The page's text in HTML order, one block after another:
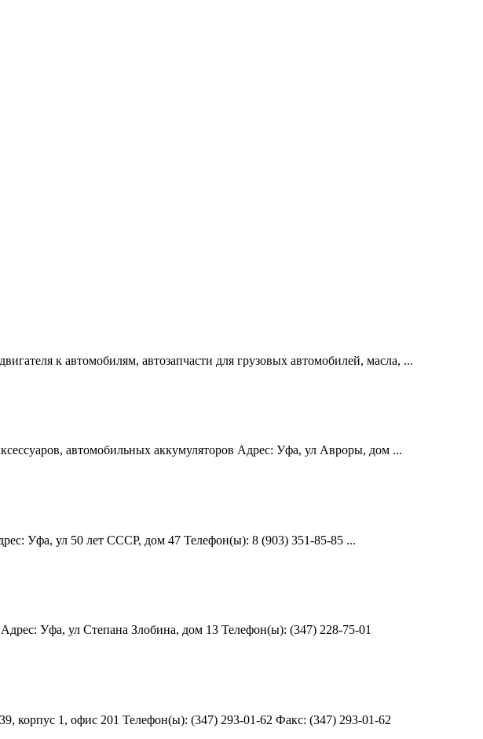
к автомобилям, автозапчасти для грузовых автомобилей, масла, ...
автомобильных аккумуляторов Адрес: Уфа, ул Авроры, дом ...
Уфа, ул 50 лет СССР, дом 47 Телефон(ы): 8 (903) 351-85-85 ...
Уфа, ул Степана Злобина, дом 13 Телефон(ы): (347) 228-75-01
корпус 1, офис 201 Телефон(ы): (347) 293-01-62 Факс: (347) 293-01-62